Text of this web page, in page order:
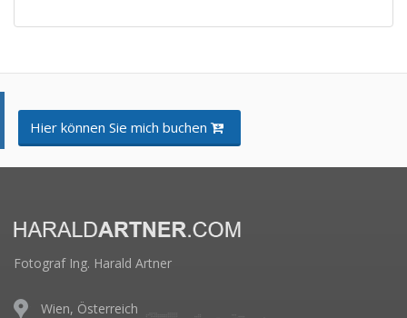
Hier können Sie mich buchen
Fotograf Ing. Harald Artner
Wien, Österreich